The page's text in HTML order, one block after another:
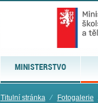
MINISTERSTVO
Titulní stránka ⁄ Fotogalerie